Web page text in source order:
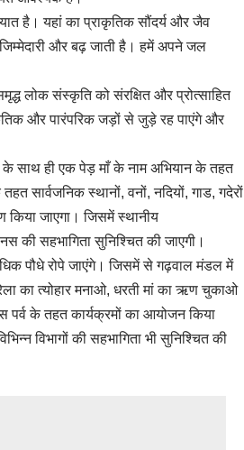
है। यहां का प्राकृतिक सौंदर्य और जैव
जिम्मेदारी और बढ़ जाती है। हमें अपने जल
लोक संस्कृति को संरक्षित और प्रोत्साहित
और पारंपरिक जड़ों से जुड़े रह पाएंगे और
के साथ ही एक पेड़ माँ के नाम अभियान के तहत
सार्वजनिक स्थानों, वनों, नदियों, गाड, गदेरों
किया जाएगा। जिसमें स्थानीय
की सहभागिता सुनिश्चित की जाएगी।
पौधे रोपे जाएंगे। जिसमें से गढ़वाल मंडल में
का त्योहार मनाओ, धरती मां का ऋण चुकाओ
पर्व के तहत कार्यक्रमों का आयोजन किया
विभागों की सहभागिता भी सुनिश्चित की